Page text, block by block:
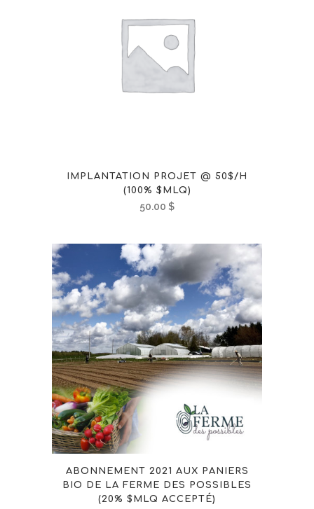
IMPLANTATION PROJET @ 50$/H
(100% $MLQ)
50.00 $
ABONNEMENT 2021 AUX PANIERS
BIO DE LA FERME DES POSSIBLES
(20% $MLQ ACCEPTÉ)